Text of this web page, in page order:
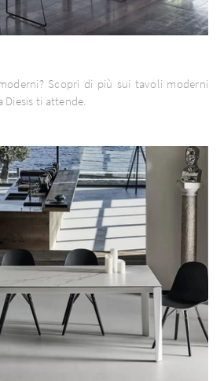
Scopri di più sui tavoli moderni
ti attende.